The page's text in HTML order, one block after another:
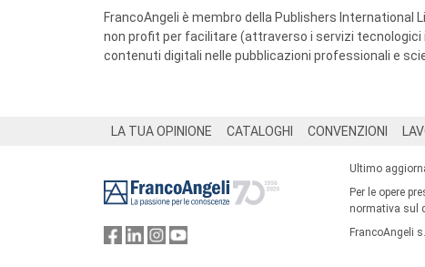
FrancoAngeli è membro della Publishers International
non profit per facilitare (attraverso i servizi
contenuti digitali nelle pubblicazioni professionali e
LA TUA OPINIONE CATALOGHI CONVENZIONI
Ultimo
Per le opere
normativa sul
FrancoAngeli